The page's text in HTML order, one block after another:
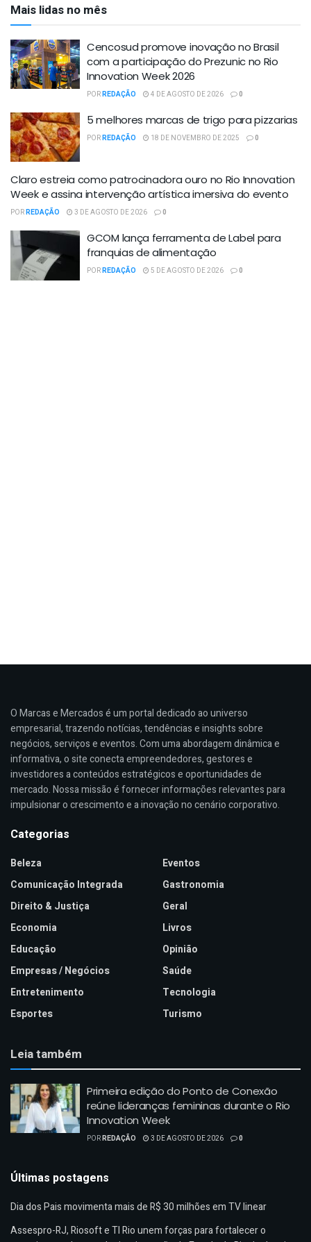
Mais lidas no mês
Cencosud promove inovação no Brasil
com a participação do Prezunic no Rio
Innovation Week 2026
PORREDAÇÃO 4 DE AGOSTO DE 2026 0
5 melhores marcas de trigo para pizzarias
PORREDAÇÃO 18 DE NOVEMBRO DE 2025 0
Claro estreia como patrocinadora ouro no Rio Innovation
Week e assina intervenção artística imersiva do evento
PORREDAÇÃO 3 DE AGOSTO DE 2026 0
GCOM lança ferramenta de Label para
franquias de alimentação
PORREDAÇÃO 5 DE AGOSTO DE 2026 0
O Marcas e Mercados é um portal dedicado ao universo
empresarial, trazendo notícias, tendências e insights sobre
negócios, serviços e eventos. Com uma abordagem dinâmica e
informativa, o site conecta empreendedores, gestores e
investidores a conteúdos estratégicos e oportunidades de
mercado. Nossa missão é fornecer informações relevantes para
impulsionar o crescimento e a inovação no cenário corporativo.
Categorias
Beleza
Comunicação Integrada
Direito & Justiça
Economia
Educação
Empresas / Negócios
Entretenimento
Esportes
Eventos
Gastronomia
Geral
Livros
Opinião
Saúde
Tecnologia
Turismo
Leia também
Primeira edição do Ponto de Conexão
reúne lideranças femininas durante o Rio
Innovation Week
PORREDAÇÃO 3 DE AGOSTO DE 2026 0
Últimas postagens
Dia dos Pais movimenta mais de R$ 30 milhões em TV linear
Assespro-RJ, Riosoft e TI Rio unem forças para fortalecer o